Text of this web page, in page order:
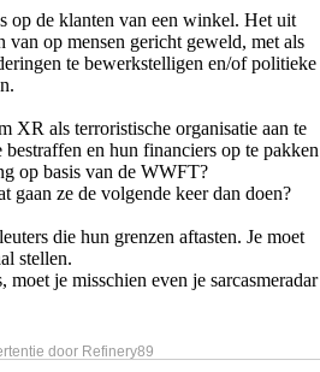
op de klanten van een winkel. Het uit
van op mensen gericht geweld, met als
te bewerkstelligen en/of politieke
XR als terroristische organisatie aan te
en hun financiers op te pakken
op basis van de WWFT?
gaan ze de volgende keer dan doen?
die hun grenzen aftasten. Je moet
stellen.
je misschien even je sarcasmeradar
door Refinery89